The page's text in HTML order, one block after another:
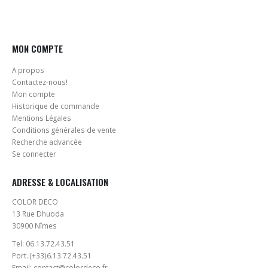
MON COMPTE
A propos
Contactez-nous!
Mon compte
Historique de commande
Mentions Légales
Conditions générales de vente
Recherche advancée
Se connecter
ADRESSE & LOCALISATION
COLOR DECO
13 Rue Dhuoda
30900 Nîmes
Tel: 06.13.72.43.51
Port.:(+33)6.13.72.43.51